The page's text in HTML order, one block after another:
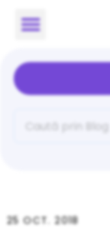
25 OCT. 2018